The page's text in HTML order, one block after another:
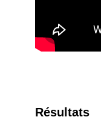
Résultats